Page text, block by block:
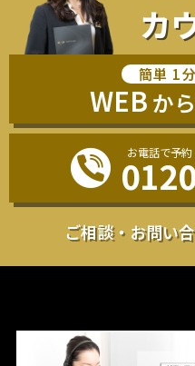
カ
簡単 1
WEB から
お電話で予
ご相談・お問い